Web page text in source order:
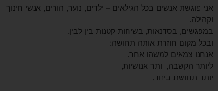
אני פוגשת אנשים בכל הגילאים – ילדים, נוער, הורים, אנשי חינוך
וקהילה.
במפגשים, בסדנאות, בשיחות קטנות בין לבין.
ובכל מקום חוזרת אותה תחושה:
אנחנו צמאים למשהו אחר.
ליותר הקשבה, יותר אנושיות,
יותר תחושת ביחד.